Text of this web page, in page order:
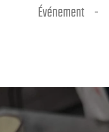
Événement